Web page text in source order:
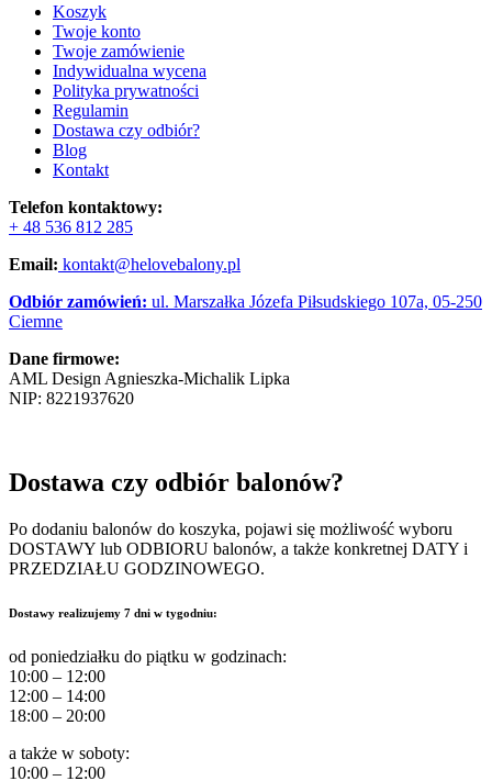
Koszyk
Twoje konto
Twoje zamówienie
Indywidualna wycena
Polityka prywatności
Regulamin
Dostawa czy odbiór?
Blog
Kontakt
Telefon kontaktowy:
+ 48 536 812 285
Email: kontakt@helovebalony.pl
Odbiór zamówień: ul. Marszałka Józefa Piłsudskiego 107a, 05-250
Ciemne
Dane firmowe:
AML Design Agnieszka-Michalik Lipka
NIP: 8221937620
Dostawa czy odbiór balonów?
Po dodaniu balonów do koszyka, pojawi się możliwość wyboru
DOSTAWY lub ODBIORU balonów, a także konkretnej DATY i
PRZEDZIAŁU GODZINOWEGO.
Dostawy realizujemy 7 dni w tygodniu:
od poniedziałku do piątku w godzinach:
10:00 – 12:00
12:00 – 14:00
18:00 – 20:00
a także w soboty:
10:00 – 12:00